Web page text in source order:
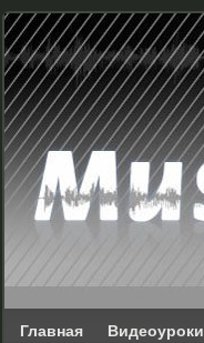
Главная Видеоуроки